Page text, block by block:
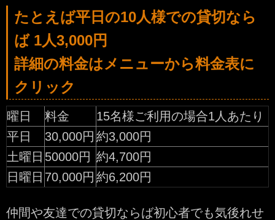
たとえば平日の10人様での貸切なら
ば 1人3,000円
詳細の料金はメニューから料金表に
クリック
曜日 料金
15名様ご利用の場合1人あたり
平日
30,000円 約3,000円
土曜日 50000円 約4,700円
日曜日 70,000円 約6,200円
仲間や友達での貸切ならば初心者でも気後れせ